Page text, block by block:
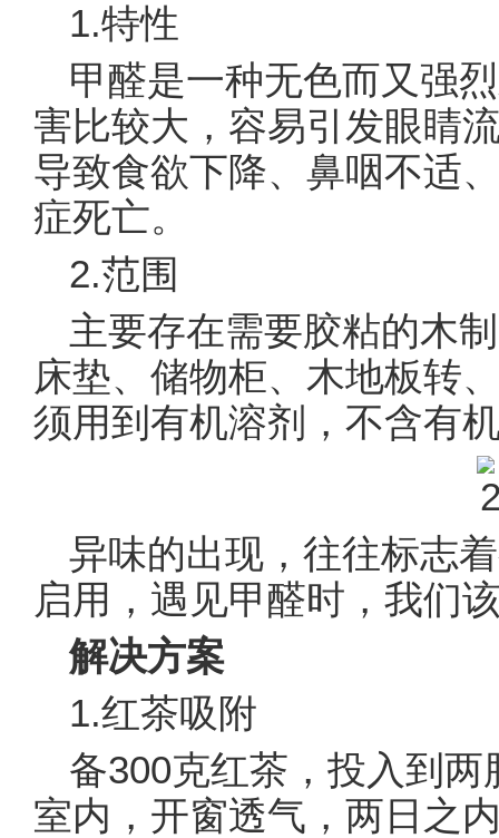
1.特性
甲醛是一种无色而又强
害比较大，容易引发眼睛
导致食欲下降、鼻咽不适
症死亡。
2.范围
主要存在需要胶粘的木
床垫、储物柜、木地板转
须用到有机溶剂，不含有
异味的出现，往往标志
启用，遇见甲醛时，我们
解决方案
1.红茶吸附
备300克红茶，投入到
室内，开窗透气，两日之